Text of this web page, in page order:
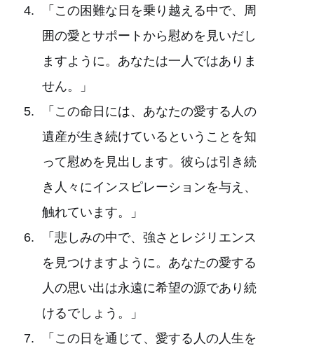
「この困難な日を乗り越える中で、周
囲の愛とサポートから慰めを見いだし
ますように。あなたは一人ではありま
せん。」
「この命日には、あなたの愛する人の
遺産が生き続けているということを知
って慰めを見出します。彼らは引き続
き人々にインスピレーションを与え、
触れています。」
「悲しみの中で、強さとレジリエンス
を見つけますように。あなたの愛する
人の思い出は永遠に希望の源であり続
けるでしょう。」
「この日を通じて、愛する人の人生を